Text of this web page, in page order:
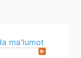
ma'lumot